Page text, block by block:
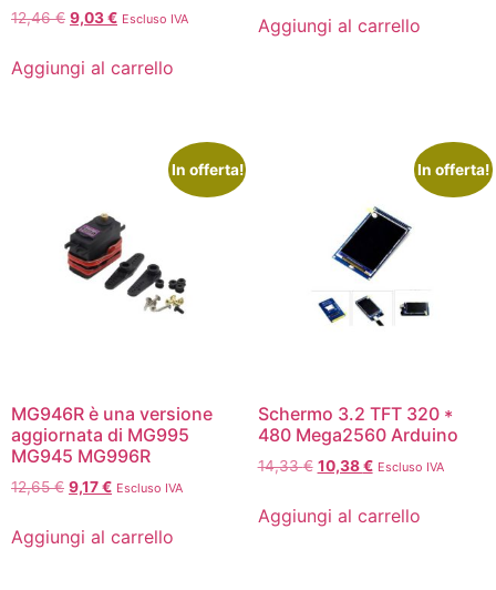
12,46€ 9,03€ Escluso IVA
Aggiungi al carrello
Aggiungi al carrello
In offerta!
MG946R è una versione
aggiornata di MG995
MG945 MG996R
12,65€ 9,17€ Escluso IVA
Aggiungi al carrello
In offerta!
Schermo 3.2 TFT 320 *
480 Mega2560 Arduino
14,33€ 10,38€ Escluso IVA
Aggiungi al carrello